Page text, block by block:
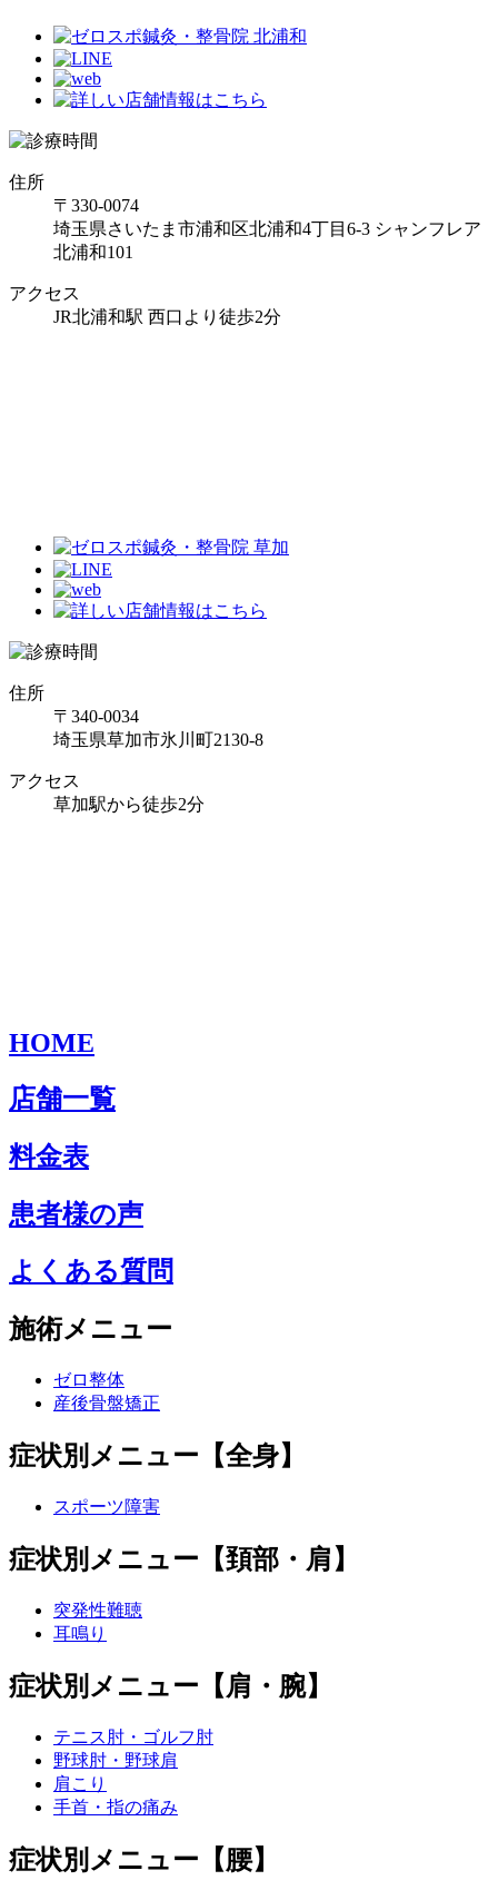
住所
〒330-0074
埼玉県さいたま市浦和区北浦和4丁目6-3 シャンフレア
北浦和101
アクセス
JR北浦和駅 西口より徒歩2分
住所
〒340-0034
埼玉県草加市氷川町2130-8
アクセス
草加駅から徒歩2分
HOME
店舗一覧
料金表
患者様の声
よくある質問
施術メニュー
ゼロ整体
産後骨盤矯正
症状別メニュー【全身】
スポーツ障害
症状別メニュー【頚部・肩】
突発性難聴
耳鳴り
症状別メニュー【肩・腕】
テニス肘・ゴルフ肘
野球肘・野球肩
肩こり
手首・指の痛み
症状別メニュー【腰】